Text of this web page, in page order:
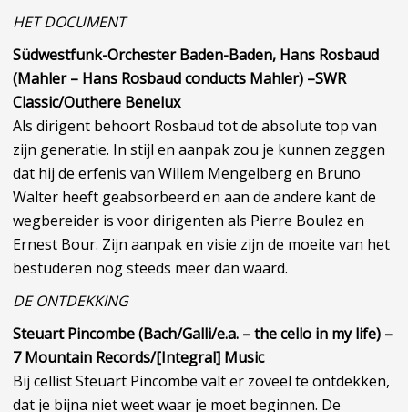
HET DOCUMENT
Südwestfunk-Orchester Baden-Baden, Hans Rosbaud
(Mahler – Hans Rosbaud conducts Mahler) –SWR
Classic/Outhere Benelux
Als dirigent behoort Rosbaud tot de absolute top van
zijn generatie. In stijl en aanpak zou je kunnen zeggen
dat hij de erfenis van Willem Mengelberg en Bruno
Walter heeft geabsorbeerd en aan de andere kant de
wegbereider is voor dirigenten als Pierre Boulez en
Ernest Bour. Zijn aanpak en visie zijn de moeite van het
bestuderen nog steeds meer dan waard.
DE ONTDEKKING
Steuart Pincombe (Bach/Galli/e.a. – the cello in my life) –
7 Mountain Records/[Integral] Music
Bij cellist Steuart Pincombe valt er zoveel te ontdekken,
dat je bijna niet weet waar je moet beginnen. De